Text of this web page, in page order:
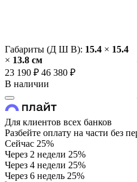
Габариты (Д Ш В): 15.4 × 15.4
× 13.8 cм
23 190 ₽ 46 380 ₽
В наличии
Для клиентов всех банков
Разбейте оплату на части без
Сейчас 25%
Через 2 недели 25%
Через 4 недели 25%
Через 6 недель 25%